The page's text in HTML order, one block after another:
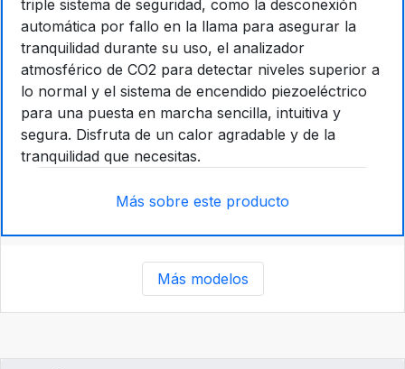
triple sistema de seguridad, como la desconexión
automática por fallo en la llama para asegurar la
tranquilidad durante su uso, el analizador
atmosférico de CO2 para detectar niveles superior a
lo normal y el sistema de encendido piezoeléctrico
para una puesta en marcha sencilla, intuitiva y
segura. Disfruta de un calor agradable y de la
tranquilidad que necesitas.
Más sobre este producto
Más modelos